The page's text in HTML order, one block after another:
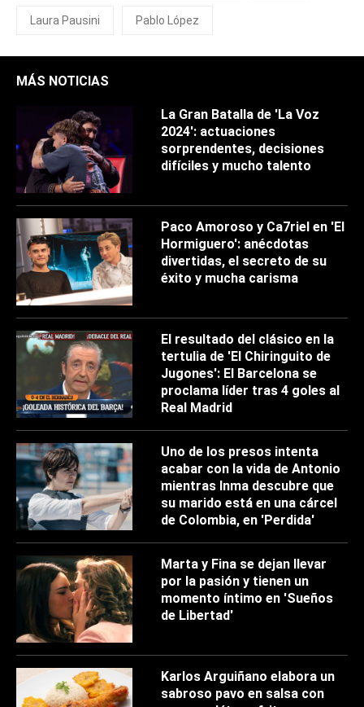
Laura Pausini Pablo López
MÁS NOTICIAS
La Gran Batalla de 'La Voz
2024': actuaciones
sorprendentes, decisiones
difíciles y mucho talento
Paco Amoroso y Ca7riel en 'El
Hormiguero': anécdotas
divertidas, el secreto de su
éxito y mucha carisma
El resultado del clásico en la
tertulia de 'El Chiringuito de
Jugones': El Barcelona se
proclama líder tras 4 goles al
Real Madrid
Uno de los presos intenta
acabar con la vida de Antonio
mientras Inma descubre que
su marido está en una cárcel
de Colombia, en 'Perdida'
Marta y Fina se dejan llevar
por la pasión y tienen un
momento íntimo en 'Sueños
de Libertad'
Karlos Arguiñano elabora un
sabroso pavo en salsa con